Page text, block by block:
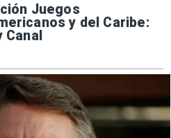
Juegos
y del Caribe:
Canal